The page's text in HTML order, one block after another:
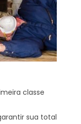
classe
sua total